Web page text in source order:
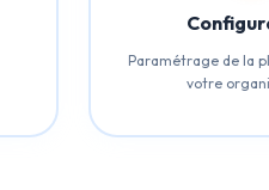
Paramétrage de la
votre